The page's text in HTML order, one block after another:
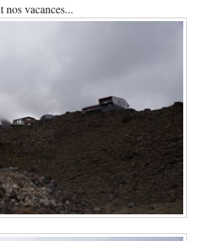
nos vacances...